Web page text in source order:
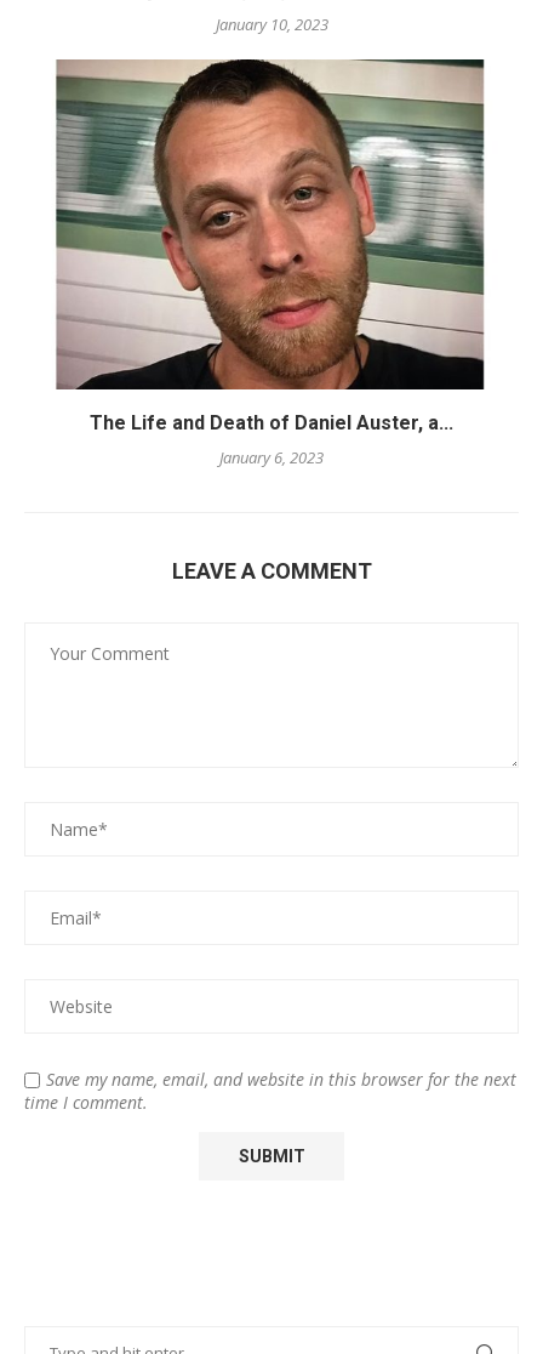
January 10, 2023
The Life and Death of Daniel Auster, a...
January 6, 2023
LEAVE A COMMENT
Save my name, email, and website in this browser for the next
time I comment.